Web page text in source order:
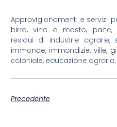
Approvigionamenti e servizi
birra, vino e mosto, pane,
residui di industrie agrarie,
immonde, immondizie, ville,
coloniale, educazione agraria.
Precedente